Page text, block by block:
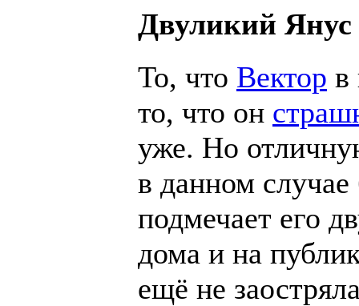
Двуликий Янус
То, что Вектор в
то, что он
уже. Но
в данном
подмечает его
дома и на
ещё не